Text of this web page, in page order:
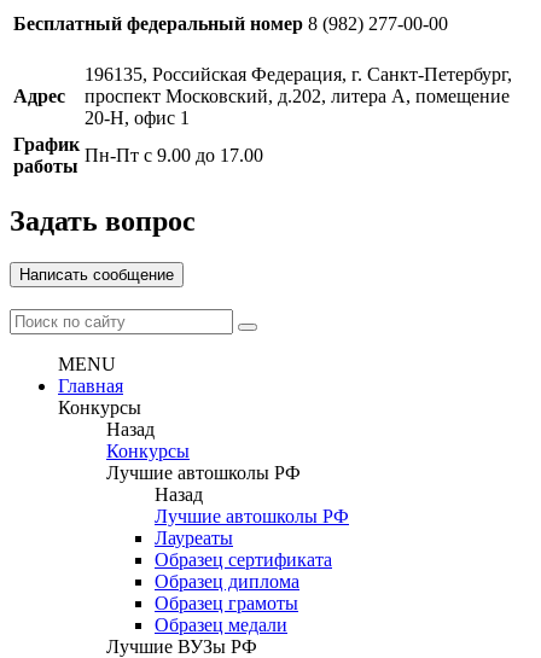
Бесплатный федеральный номер 8 (982) 277-00-00
Адрес
196135, Российская Федерация, г. Санкт-Петербург,
проспект Московский, д.202, литера А, помещение
20-Н, офис 1
График
работы
Пн-Пт с 9.00 до 17.00
Задать вопрос
Написать сообщение
MENU
Главная
Конкурсы
Назад
Конкурсы
Лучшие автошколы РФ
Назад
Лучшие автошколы РФ
Лауреаты
Образец сертификата
Образец диплома
Образец грамоты
Образец медали
Лучшие ВУЗы РФ